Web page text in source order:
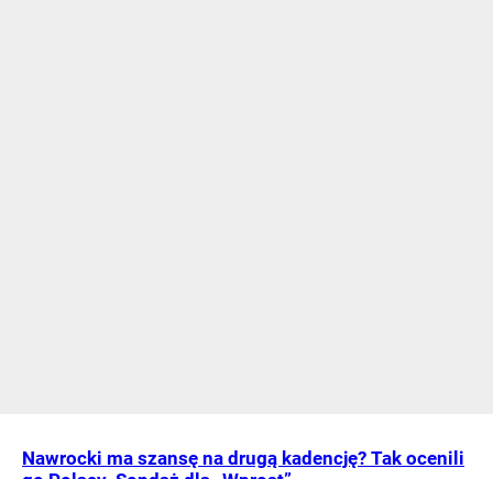
Nawrocki ma szansę na drugą kadencję? Tak ocenili